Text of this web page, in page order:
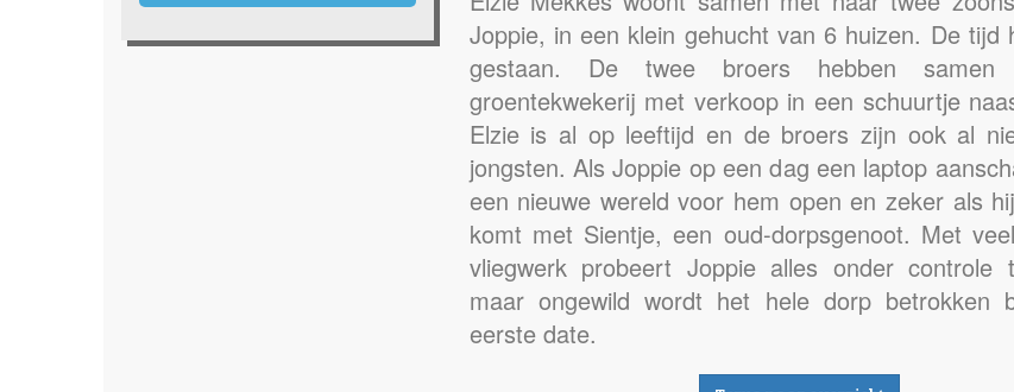
Joppie, in een klein gehucht van 6 huizen. De tijd
gestaan. De twee broers hebben
groentekwekerij met verkoop in een schuurtje
Elzie is al op leeftijd en de broers zijn ook al
jongsten. Als Joppie op een dag een laptop
een nieuwe wereld voor hem open en zeker als
komt met Sientje, een oud-dorpsgenoot. Met
vliegwerk probeert Joppie alles onder controle
maar ongewild wordt het hele dorp betrokken
eerste date.